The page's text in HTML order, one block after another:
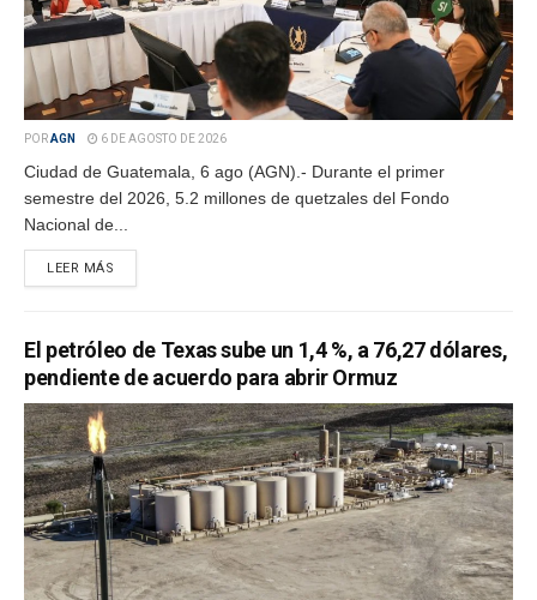
PORAGN 6 DE AGOSTO DE 2026
Ciudad de Guatemala, 6 ago (AGN).- Durante el primer
semestre del 2026, 5.2 millones de quetzales del Fondo
Nacional de...
LEER MÁS
El petróleo de Texas sube un 1,4 %, a 76,27 dólares,
pendiente de acuerdo para abrir Ormuz